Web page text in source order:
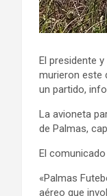
El presidente
murieron este
un partido,
La avioneta
de Palmas,
El
«Palmas
aéreo que